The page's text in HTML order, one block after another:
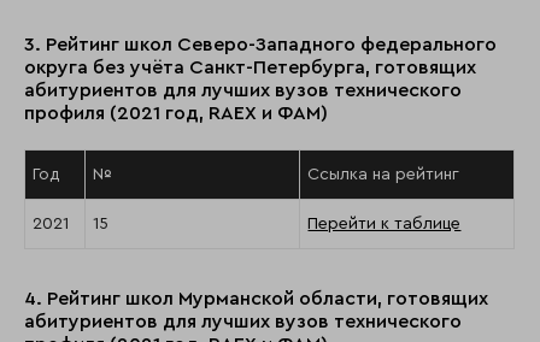
3. Рейтинг школ Северо-Западного федерального
округа без учёта Санкт-Петербурга, готовящих
абитуриентов для лучших вузов технического
профиля (2021 год, RAEX и ФАМ)
Год № Ссылка на рейтинг
2021 15 Перейти к таблице
4. Рейтинг школ Мурманской области, готовящих
абитуриентов для лучших вузов технического